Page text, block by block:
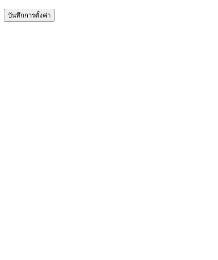
บันทึกการตั้งค่า